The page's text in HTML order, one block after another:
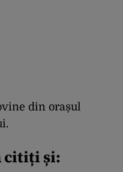
din orașul
citiți și: